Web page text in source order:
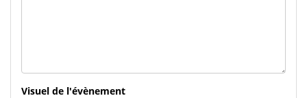
Visuel de l'évènement